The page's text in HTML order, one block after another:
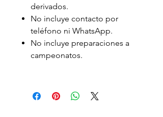
derivados.
No incluye contacto por
teléfono ni WhatsApp.
No incluye preparaciones a
campeonatos.